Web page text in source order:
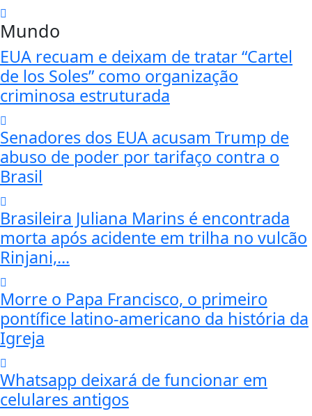
Mundo
EUA recuam e deixam de tratar “Cartel
de los Soles” como organização
criminosa estruturada
Senadores dos EUA acusam Trump de
abuso de poder por tarifaço contra o
Brasil
Brasileira Juliana Marins é encontrada
morta após acidente em trilha no vulcão
Rinjani,...
Morre o Papa Francisco, o primeiro
pontífice latino-americano da história da
Igreja
Whatsapp deixará de funcionar em
celulares antigos